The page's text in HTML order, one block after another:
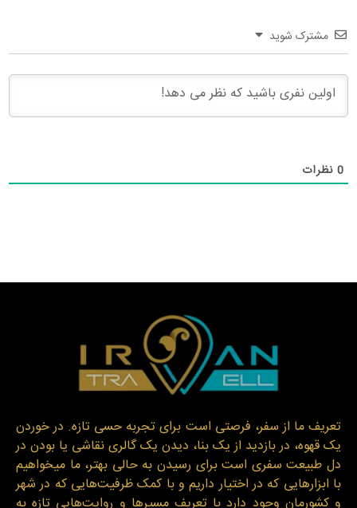
مشترک شوید
0 نظرات
تعریف ما از سفر، فرصتی است برای تجربه حسی تازه. در خوردن
یک قهوه، در بازدید از یک بنا، دیدن یک گالری نقاشی یا بودن در
دل طبیعت سفری است برای رسیدن به حالی بهتر، ما میخواهیم
با ابزارهایی که در اختیار داریم و با کمک ظرفیت‌هایی که در شهر